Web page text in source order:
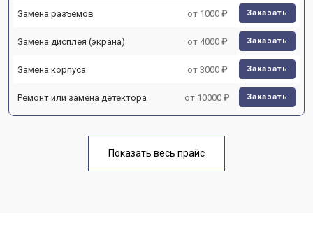
Замена разъемов от 1000 ₽ Заказать
Замена дисплея (экрана) от 4000 ₽ Заказать
Замена корпуса от 3000 ₽ Заказать
Ремонт или замена детектора от 10000 ₽ Заказать
Показать весь прайс